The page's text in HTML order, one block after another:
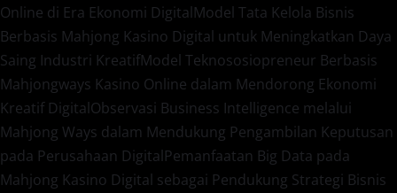
Online di Era Ekonomi DigitalModel Tata Kelola Bisnis
Berbasis Mahjong Kasino Digital untuk Meningkatkan Daya
Saing Industri KreatifModel Teknososiopreneur Berbasis
Mahjongways Kasino Online dalam Mendorong Ekonomi
Kreatif DigitalObservasi Business Intelligence melalui
Mahjong Ways dalam Mendukung Pengambilan Keputusan
pada Perusahaan DigitalPemanfaatan Big Data pada
Mahjong Kasino Digital sebagai Pendukung Strategi Bisnis